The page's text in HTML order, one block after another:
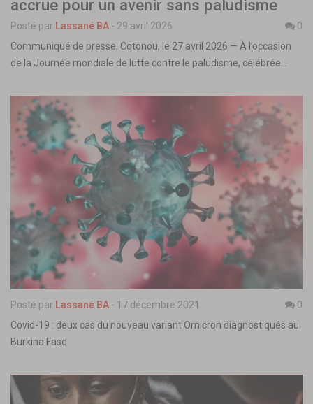
accrue pour un avenir sans paludisme
Posté par Lassané BA - 29 avril 2026
0
Communiqué de presse, Cotonou, le 27 avril 2026 — À l’occasion
de la Journée mondiale de lutte contre le paludisme, célébrée…
Posté par Lassané BA - 17 décembre 2021
0
Covid-19 : deux cas du nouveau variant Omicron diagnostiqués au
Burkina Faso